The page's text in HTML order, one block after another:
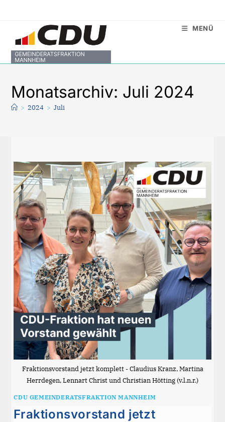
MENÜ
Monatsarchiv: Juli 2024
> 2024 > Juli
Fraktionsvorstand jetzt komplett - Claudius Kranz, Martina
Herrdegen, Lennart Christ und Christian Hötting (v.l.n.r.)
CDU GEMEINDERATSFRAKTION MANNHEIM
Fraktionsvorstand jetzt